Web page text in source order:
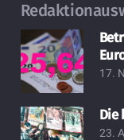
17.
Die
23.